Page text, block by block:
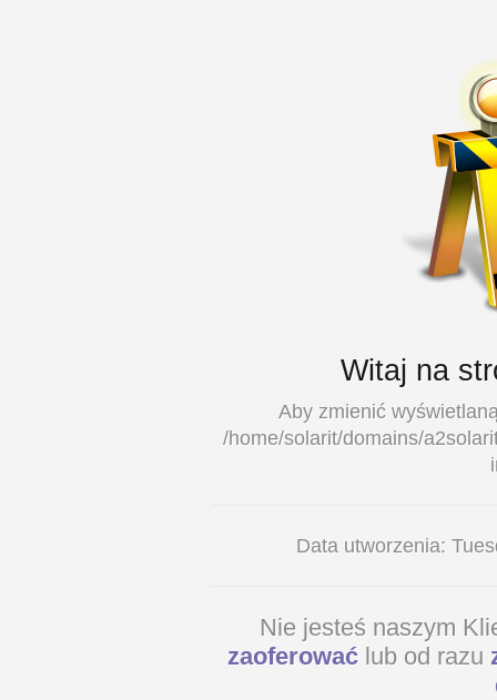
Witaj na
Aby zmienić
/home/solarit/domains/
Data utworzenia:
Nie jesteś naszym
zaoferować lub od razu